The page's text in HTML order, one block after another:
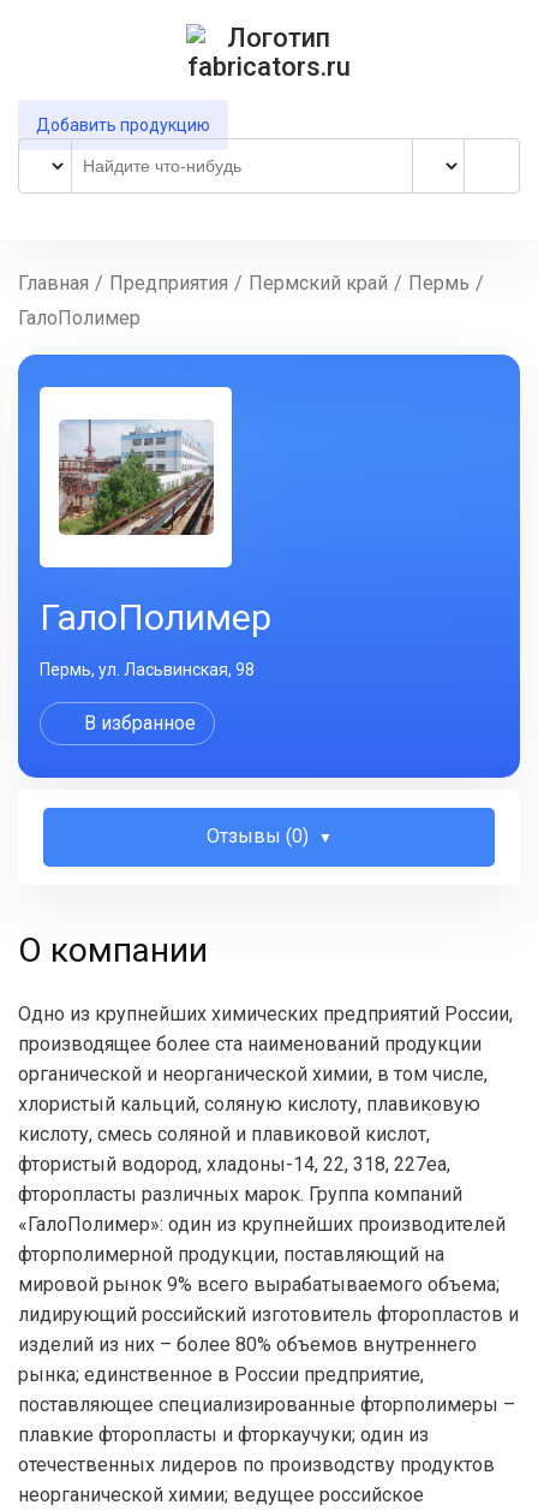
Добавить продукцию
Главная / Предприятия / Пермский край / Пермь /
ГалоПолимер
ГалоПолимер
Пермь, ул. Ласьвинская, 98
В избранное
Отзывы (0)
О компании
Одно из крупнейших химических предприятий России,
производящее более ста наименований продукции
органической и неорганической химии, в том числе,
хлористый кальций, соляную кислоту, плавиковую
кислоту, смесь соляной и плавиковой кислот,
фтористый водород, хладоны-14, 22, 318, 227еа,
фторопласты различных марок. Группа компаний
«ГалоПолимер»: один из крупнейших производителей
фторполимерной продукции, поставляющий на
мировой рынок 9% всего вырабатываемого объема;
лидирующий российский изготовитель фторопластов и
изделий из них – более 80% объемов внутреннего
рынка; единственное в России предприятие,
поставляющее специализированные фторполимеры –
плавкие фторопласты и фторкаучуки; один из
отечественных лидеров по производству продуктов
неорганической химии; ведущее российское